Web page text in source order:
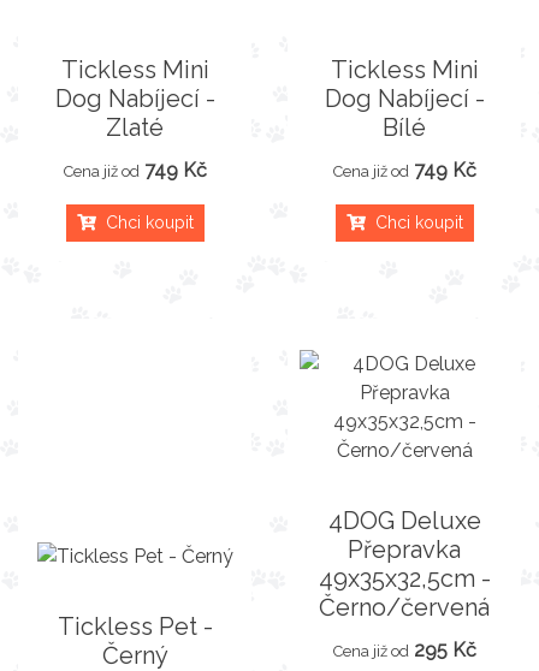
Tickless Mini
Dog Nabíjecí -
Zlaté
Cena již od 749 Kč
Chci koupit
Tickless Mini
Dog Nabíjecí -
Bílé
Cena již od 749 Kč
Chci koupit
Tickless Pet -
Černý
4DOG Deluxe
Přepravka
49x35x32,5cm -
Černo/červená
Cena již od 295 Kč